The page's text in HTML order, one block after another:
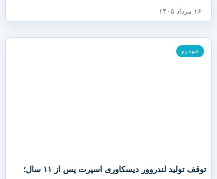
۱۶ مرداد ۱۴۰۵
توقف تولید لندروور دیسکاوری اسپرت پس از ۱۱ سال؛
خودرو